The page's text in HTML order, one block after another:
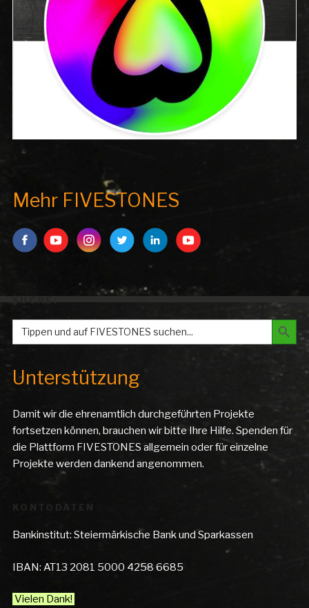
Mehr FIVESTONES
SUCHE:
Search
for:
Search
Unterstützung
Damit wir die ehrenamtlich durchgeführten Projekte
fortsetzen können, brauchen wir bitte Ihre Hilfe. Spenden für
die Plattform FIVESTONES allgemein oder für einzelne
Projekte werden dankend angenommen.
KONTODATEN
Bankinstitut: Steiermärkische Bank und Sparkassen
IBAN: AT13 2081 5000 4258 6685
Vielen Dank!